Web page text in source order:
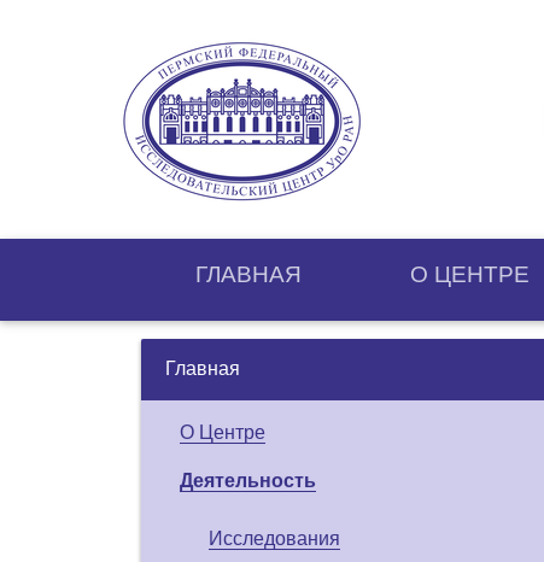
ГЛАВНАЯ О ЦЕНТРE
Главная
О Центре
Деятельность
Исследования